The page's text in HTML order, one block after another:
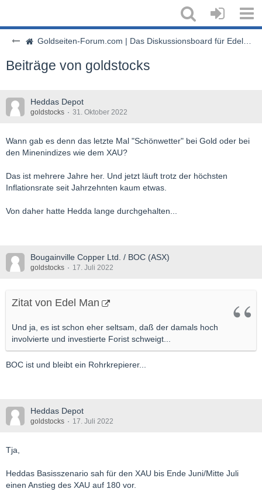
Goldseiten-Forum.com | Das Diskussionsboard für Edelmetalle & Rohstoffe
Beiträge von goldstocks
Heddas Depot
goldstocks 31. Oktober 2022
Wann gab es denn das letzte Mal "Schönwetter" bei Gold oder bei
den Minenindizes wie dem XAU?
Das ist mehrere Jahre her. Und jetzt läuft trotz der höchsten
Inflationsrate seit Jahrzehnten kaum etwas.
Von daher hatte Hedda lange durchgehalten...
Bougainville Copper Ltd. / BOC (ASX)
goldstocks 17. Juli 2022
Zitat von Edel Man
Und ja, es ist schon eher seltsam, daß der damals hoch
involvierte und investierte Forist schweigt...
BOC ist und bleibt ein Rohrkrepierer...
Heddas Depot
goldstocks 17. Juli 2022
Tja,
Heddas Basisszenario sah für den XAU bis Ende Juni/Mitte Juli
einen Anstieg des XAU auf 180 vor.